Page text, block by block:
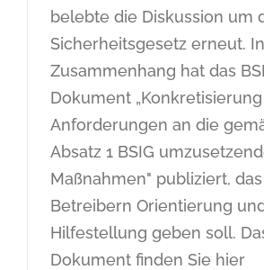
belebte die Diskussion um
Sicherheitsgesetz erneut.
Zusammenhang hat das
Dokument
Anforderungen an die
Absatz 1 BSIG
Maßnahmen" publiziert, das
Betreibern Orientierung
Hilfestellung geben soll.
Dokument finden Sie hier